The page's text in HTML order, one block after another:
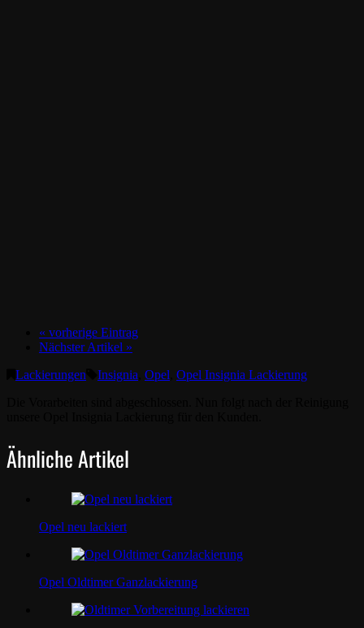
« vorherige Eintrag
Nächster Artikel »
Lackierungen
Insignia Opel Opel Insignia Lackierung
Ähnliche Artikel
Opel neu lackiert
Opel Oldtimer Ganzlackierung